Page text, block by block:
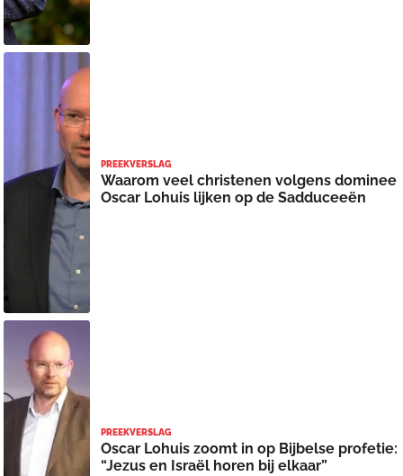
PREEKVERSLAG
Waarom veel christenen volgens dominee
Oscar Lohuis lijken op de Sadduceeën
PREEKVERSLAG
Oscar Lohuis zoomt in op Bijbelse profetie:
“Jezus en Israël horen bij elkaar”